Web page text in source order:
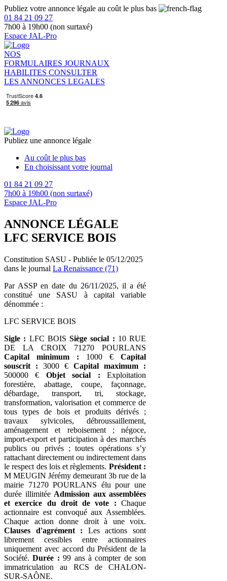
Publiez votre annonce légale au coût le plus bas
01 84 21 09 27
7h00 à 19h00 (non surtaxé)
Espace JAL-Pro
NOS
FORMULAIRES JOURNAUX
HABILITES CONSULTER
LES ANNONCES LEGALES
Publiez une annonce légale
Au coût le plus bas
En choisissant votre journal
01 84 21 09 27
7h00 à 19h00 (non surtaxé)
Espace JAL-Pro
ANNONCE LÉGALE
LFC SERVICE BOIS
Constitution SASU - Publiée le 05/12/2025
dans le journal La Renaissance (71)
Par ASSP en date du 26/11/2025, il a été
constitué une SASU à capital variable
dénommée :
LFC SERVICE BOIS
Sigle : LFC BOIS Siège social : 10 RUE
DE LA CROIX 71270 POURLANS
Capital minimum : 1000 € Capital
souscrit : 3000 € Capital maximum :
500000 € Objet social : Exploitation
forestière, abattage, coupe, façonnage,
débardage, transport, tri, stockage,
transformation, valorisation et commerce de
tous types de bois et produits dérivés ;
travaux sylvicoles, débroussaillement,
aménagement et reboisement ; négoce,
import-export et participation à des marchés
publics ou privés ; toutes opérations s’y
rattachant directement ou indirectement dans
le respect des lois et règlements. Président :
M MEUGIN Jérémy demeurant 3b rue de la
mairie 71270 POURLANS élu pour une
durée illimitée Admission aux assemblées
et exercice du droit de vote : Chaque
actionnaire est convoqué aux Assemblées.
Chaque action donne droit à une voix.
Clauses d'agrément : Les actions sont
librement cessibles entre actionnaires
uniquement avec accord du Président de la
Société.Durée : 99 ans à compter de son
immatriculation au RCS de CHALON-
SUR-SAÔNE.